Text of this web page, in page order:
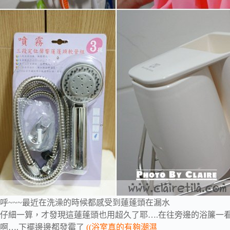
呼~~~最近在洗澡的時候都感受到蓮蓬頭在漏水
仔細一算，才發現這蓮蓬頭也用超久了耶….在往旁邊的浴簾一
啊….下襬邊邊都發霉了 ((浴室真的有夠潮濕